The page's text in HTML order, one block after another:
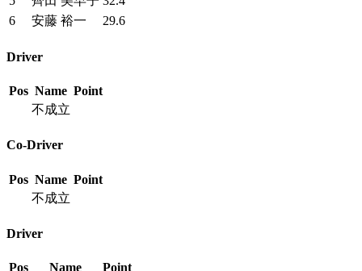
6
安藤 裕一 29.6
Driver
Pos Name Point
不成立
Co-Driver
Pos Name Point
不成立
Driver
Pos Name
Point